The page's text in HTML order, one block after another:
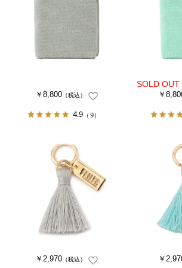
￥8,800（税込）
4.9 （9）
￥
￥2,970（税込） ￥